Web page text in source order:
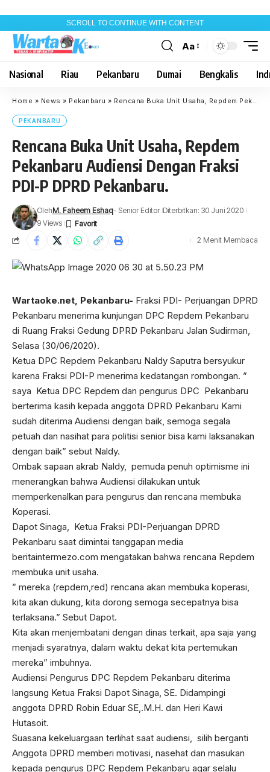
SCROLL TO CONTINUE WITH CONTENT
Font
Aa
Nasional Riau Pekanbaru Dumai Bengkalis
Home » News » Pekanbaru » Rencana Buka Unit Usaha, Repdem Pekanbaru Audiensi Dengan Fraksi PDI-P DPRD Pekanbaru.
PEKANBARU
Rencana Buka Unit Usaha, Repdem
Pekanbaru Audiensi Dengan Fraksi
PDI-P DPRD Pekanbaru.
OlehM. Faheem Eshaq- Senior Editor Diterbitkan: 30 Juni 2020
9 Views
2 Menit Membaca
Wartaoke.net, Pekanbaru- Fraksi PDI- Perjuangan DPRD
Pekanbaru menerima kunjungan DPC Repdem Pekanbaru
di Ruang Fraksi Gedung DPRD Pekanbaru Jalan Sudirman,
Selasa (30/06/2020).
Ketua DPC Repdem Pekanbaru Naldy Saputra bersyukur
karena Fraksi PDI-P menerima kedatangan rombongan. ”
saya Ketua DPC Repdem dan pengurus DPC Pekanbaru
berterima kasih kepada anggota DPRD Pekanbaru Kami
sudah diterima Audiensi dengan baik, semoga segala
petuah dan nasihat para politisi senior bisa kami laksanakan
dengan baik” sebut Naldy.
Ombak sapaan akrab Naldy, pemuda penuh optimisme ini
menerangkan bahwa Audiensi dilakukan untuk
memperkenalkan para pengurus dan rencana membuka
Koperasi.
Dapot Sinaga, Ketua Fraksi PDI-Perjuangan DPRD
Pekanbaru saat dimintai tanggapan media
beritaintermezo.com mengatakan bahwa rencana Repdem
membuka unit usaha.
” mereka (repdem,red) rencana akan membuka koperasi,
kita akan dukung, kita dorong semoga secepatnya bisa
terlaksana.” Sebut Dapot.
Kita akan menjembatani dengan dinas terkait, apa saja yang
menjadi syaratnya, dalam waktu dekat kita pertemukan
mereka” imbuhnya.
Audiensi Pengurus DPC Repdem Pekanbaru diterima
langsung Ketua Fraksi Dapot Sinaga, SE. Didampingi
anggota DPRD Robin Eduar SE,.M.H. dan Heri Kawi
Hutasoit.
Suasana kekeluargaan terlihat saat audiensi, silih berganti
Anggota DPRD memberi motivasi, nasehat dan masukan
kepada pengurus DPC Repdem Pekanbaru agar selalu